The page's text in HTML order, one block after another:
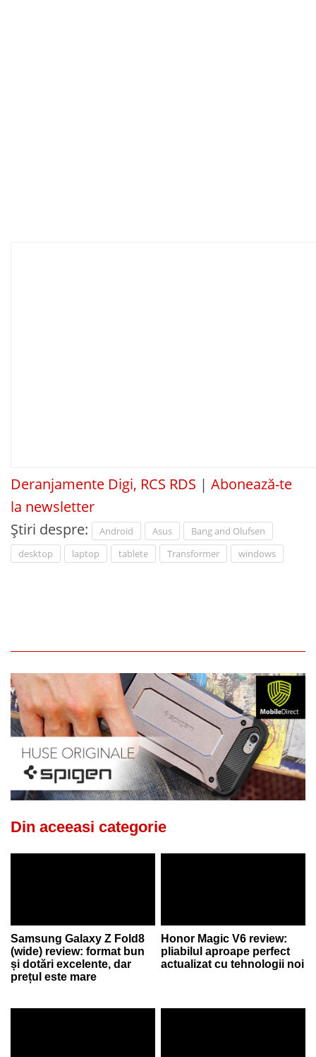
Deranjamente Digi, RCS RDS | Abonează-te
la newsletter
Știri despre:
Android Asus
Bang and Olufsen
desktop
laptop tablete Transformer windows
Din aceeasi categorie
Samsung Galaxy Z Fold8
(wide) review: format bun
și dotări excelente, dar
prețul este mare
Honor Magic V6 review:
pliabilul aproape perfect
actualizat cu tehnologii noi